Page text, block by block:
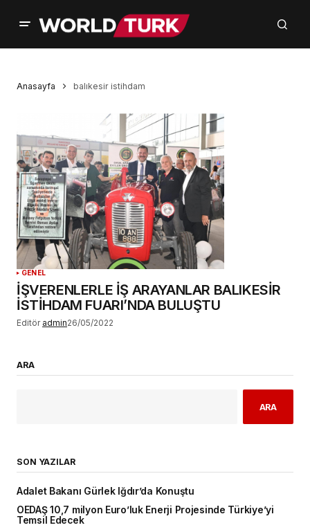
Anasayfa balıkesir istihdam
GENEL
İŞVERENLERLE İŞ ARAYANLAR BALIKESİR
İSTİHDAM FUARI’NDA BULUŞTU
Editör admin26/05/2022
ARA
ARA
SON YAZILAR
Adalet Bakanı Gürlek Iğdır’da Konuştu
OEDAŞ 10,7 milyon Euro’luk Enerji Projesinde Türkiye’yi
Temsil Edecek